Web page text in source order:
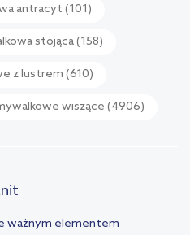
antracyt (101)
stojąca(158)
z lustrem (610)
wiszące (4906)
ważnym elementem